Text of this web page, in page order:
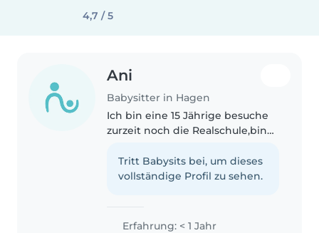
4,7 / 5
Ani
Babysitter in Hagen
Ich bin eine 15 Jährige besuche
zurzeit noch die Realschule,bin
am Wochenende. Ich Babysitte
hauptsächlich Kinder von 3 bis 9
Tritt Babysits bei, um dieses
vollständige Profil zu sehen.
Erfahrung: < 1 Jahr